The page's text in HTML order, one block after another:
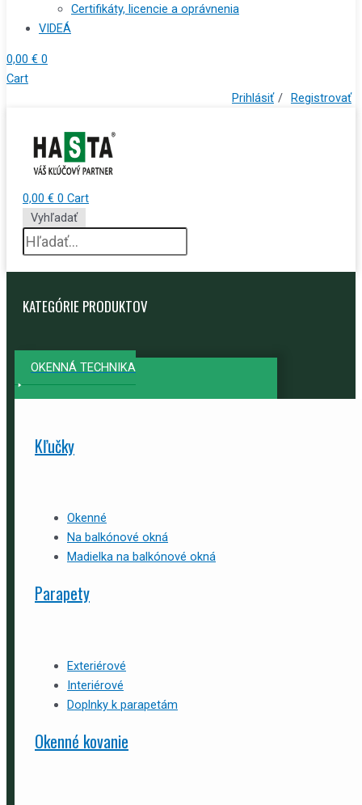
Certifikáty, licencie a oprávnenia
VIDEÁ
0,00 € 0
Cart
Prihlásiť / Registrovať
0,00 € 0 Cart
Vyhľadať
KATEGÓRIE PRODUKTOV
OKENNÁ TECHNIKA
Kľučky
Okenné
Na balkónové okná
Madielka na balkónové okná
Parapety
Exteriérové
Interiérové
Doplnky k parapetám
Okenné kovanie